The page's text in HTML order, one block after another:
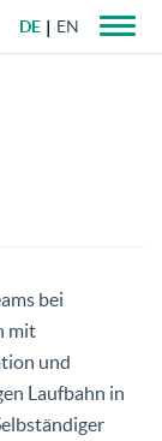
DE EN
bei
mit
und
Laufbahn in